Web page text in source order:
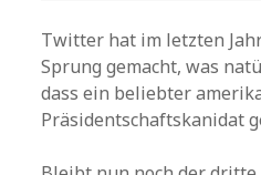
Twitter hat im letzten
Sprung gemacht, was
dass ein beliebter
Präsidentschaftskanidat